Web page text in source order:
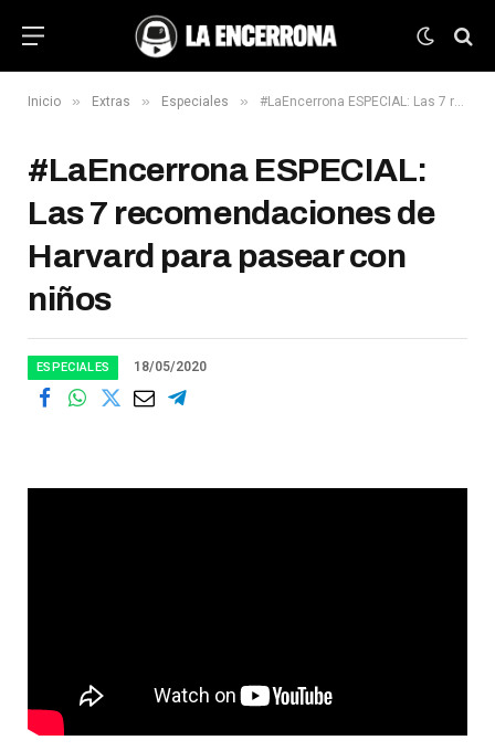
Inicio » Extras » Especiales » #LaEncerrona ESPECIAL: Las 7 recomendaciones de Harvard para pasear con niños
#LaEncerrona ESPECIAL:
Las 7 recomendaciones de
Harvard para pasear con
niños
ESPECIALES 18/05/2020